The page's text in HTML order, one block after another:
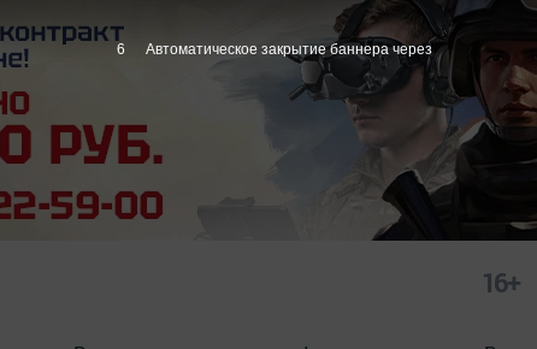
16+
5 Автоматическое закрытие баннера через